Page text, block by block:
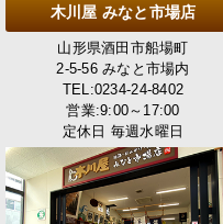
木川屋 みなと市場店
山形県酒田市船場町
2-5-56 みなと市場内
TEL:0234-24-8402
営業:9:00～17:00
定休日 毎週水曜日